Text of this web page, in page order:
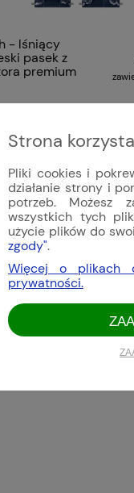
- lśniący
pasek z
premium
Strona
Pliki cookies i
działanie strony i
potrzeb. Możesz
wszystkich tych
użycie plików do
zgody".
Więcej o plikach
prywatności.